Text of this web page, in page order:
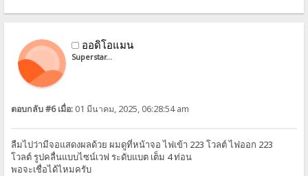
ออดิโอแมน
Superstar...
ตอบกลับ #6 เมื่อ: 01 มีนาคม, 2025, 06:28:54 am
ลืมไปว่ามีจอแสดงผลด้วย ผมดูที่หน้าจอ ไฟเข้า 223 โวลต์ ไฟออก 223
โวลต์ รูปคลื่นแบบไซน์เวฟ ระดับแบต เต็ม 4 ท่อน
พอจะเชื่อได้ไหมครับ